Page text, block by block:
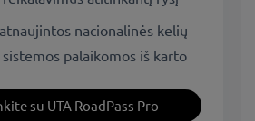
nacionalinės kelių
palaikomos iš karto
su UTA RoadPass Pro